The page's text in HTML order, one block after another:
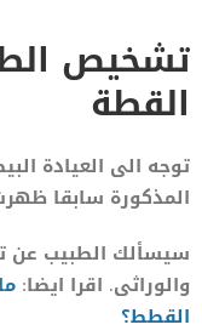
تشخيص
القطة
توجه الى العيادة
المذكورة سابقا
سيسألك الطبيب عن
والوراثى. اقرا ايضا:
القطط؟